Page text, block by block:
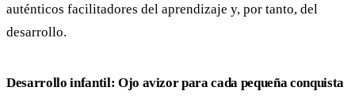
auténticos facilitadores del aprendizaje y, por tanto, del
desarrollo.
Desarrollo infantil: Ojo avizor para cada pequeña conquista